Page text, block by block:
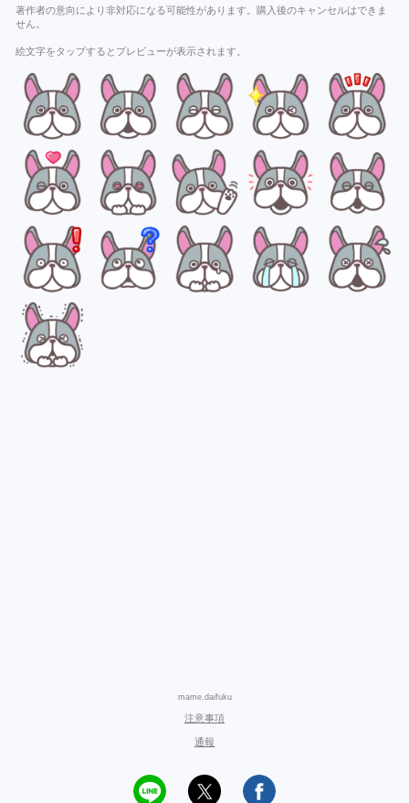
著作者の意向により非対応になる可能性があります。購入後のキャンセルはできま
せん。
絵文字をタップするとプレビューが表示されます。
mame.daifuku
注意事項
通報